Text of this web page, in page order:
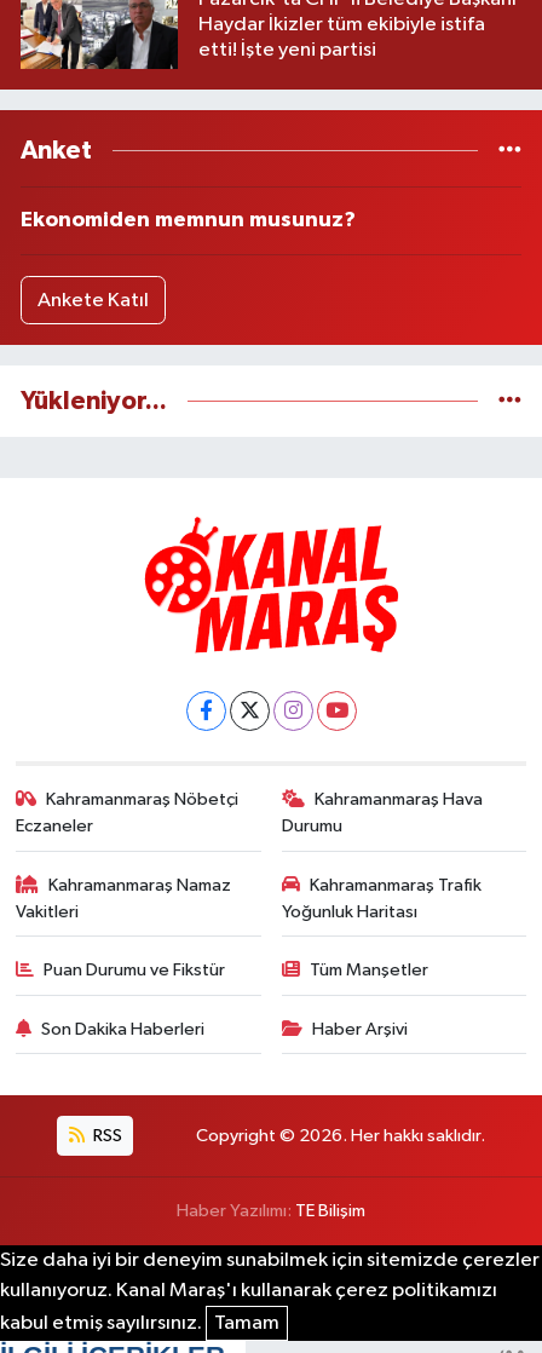
Haydar İkizler tüm ekibiyle istifa
etti! İşte yeni partisi
Anket
Ekonomiden memnun musunuz?
Ankete Katıl
Yükleniyor...
Kahramanmaraş Nöbetçi
Eczaneler
Kahramanmaraş Hava
Durumu
Kahramanmaraş Namaz
Vakitleri
Kahramanmaraş Trafik
Yoğunluk Haritası
Puan Durumu ve Fikstür Tüm Manşetler
Son Dakika Haberleri Haber Arşivi
RSS Copyright © 2026. Her hakkı saklıdır.
Haber Yazılımı: TE Bilişim
Size daha iyi bir deneyim sunabilmek için sitemizde çerezler
kullanıyoruz. Kanal Maraş'ı kullanarak çerez politikamızı
kabul etmiş sayılırsınız.
Tamam